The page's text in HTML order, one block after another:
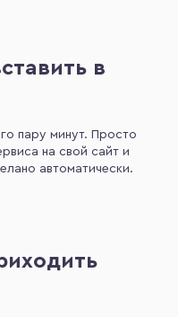
в
пару минут. Просто
на свой сайт и
автоматически.